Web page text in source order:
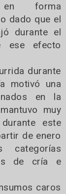
en forma
dado que el
durante el
ese efecto
durante
motivó una
en la
muy
este
de enero
de cría e
caros